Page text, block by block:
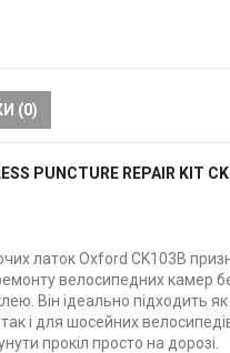
(0)
PUNCTURE REPAIR KIT
латок Oxford CK103B
велосипедних камер
Він ідеально підходить
і для шосейних
прокіл просто на дорозі.